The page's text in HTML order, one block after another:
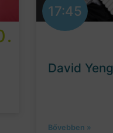
17:45
David
Bővebben »